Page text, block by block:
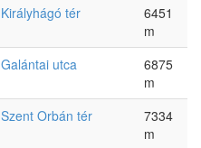
Királyhágó tér
6451
m
Galántai utca
6875
m
Szent Orbán tér
7334
m